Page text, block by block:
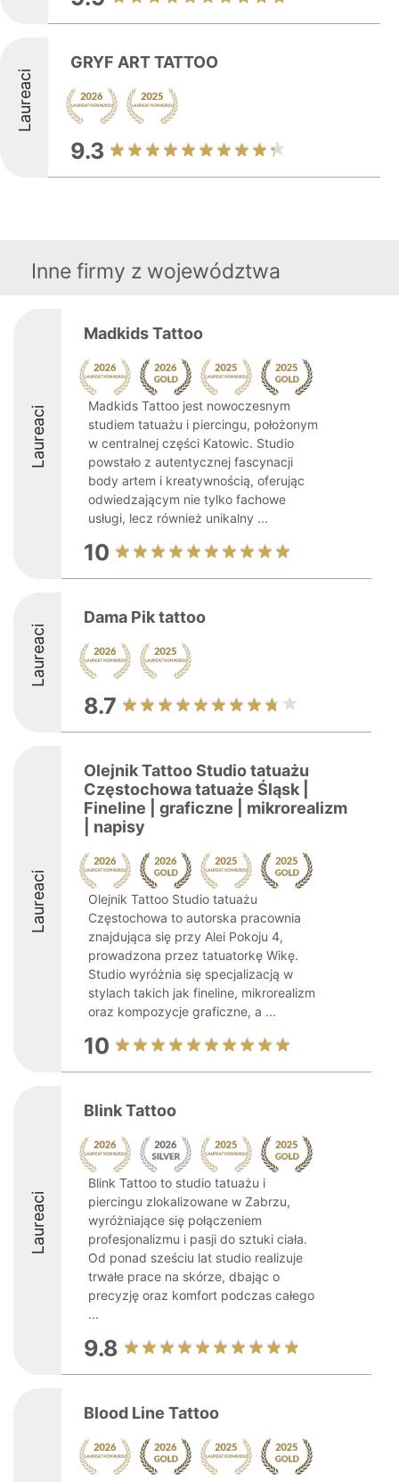
Laureaci
GRYF ART TATTOO
9.3
Inne firmy z województwa
Laureaci
Madkids Tattoo
Madkids Tattoo jest nowoczesnym
studiem tatuażu i piercingu, położonym
w centralnej części Katowic. Studio
powstało z autentycznej fascynacji
body artem i kreatywnością, oferując
odwiedzającym nie tylko fachowe
usługi, lecz również unikalny ...
10
Laureaci
Dama Pik tattoo
8.7
Laureaci
Olejnik Tattoo Studio tatuażu
Częstochowa tatuaże Śląsk |
Fineline | graficzne | mikrorealizm
| napisy
Olejnik Tattoo Studio tatuażu
Częstochowa to autorska pracownia
znajdująca się przy Alei Pokoju 4,
prowadzona przez tatuatorkę Wikę.
Studio wyróżnia się specjalizacją w
stylach takich jak fineline, mikrorealizm
oraz kompozycje graficzne, a ...
10
Laureaci
Blink Tattoo
Blink Tattoo to studio tatuażu i
piercingu zlokalizowane w Zabrzu,
wyróżniające się połączeniem
profesjonalizmu i pasji do sztuki ciała.
Od ponad sześciu lat studio realizuje
trwałe prace na skórze, dbając o
precyzję oraz komfort podczas całego
...
9.8
Blood Line Tattoo